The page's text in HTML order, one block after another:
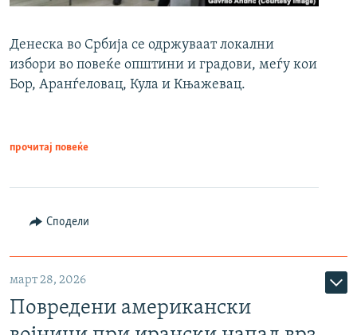
Денеска во Србија се одржуваат локални
избори во повеќе општини и градови, меѓу кои
Бор, Аранѓеловац, Кула и Књажевац.
прочитај повеќе
Сподели
март 28, 2026
Повредени американски